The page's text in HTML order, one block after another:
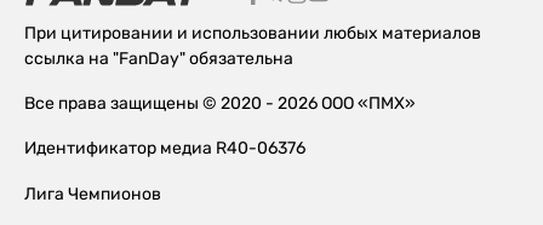
При цитировании и использовании любых материалов
ссылка на "FanDay" обязательна
Все права защищены © 2020 - 2026 ООО «ПМХ»
Идентификатор медиа R40-06376
Лига Чемпионов